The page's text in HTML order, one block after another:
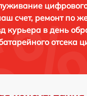
счет, ремонт по
курьера в день
отсека